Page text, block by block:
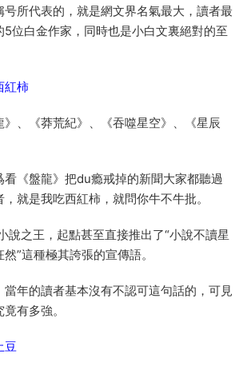
号所代表的，就是網文界名氣最大，讀者最
5位白金作家，同時也是小白文裏絕對的至
紅柿
》、《莽荒紀》、《吞噬星空》、《星辰
看《盤龍》把du瘾戒掉的新聞大家都聽過
就是我吃西紅柿，就問你牛不牛批。
說之王，起點甚至直接推出了“小說不讀星
”這種極其誇張的宣傳語。
當年的讀者基本沒有不認可這句話的，可見
有多強。
豆